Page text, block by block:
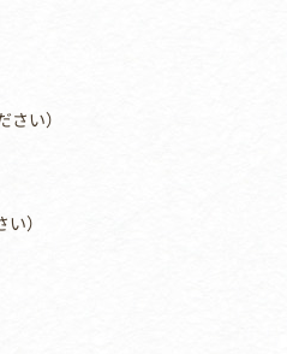
い）
）